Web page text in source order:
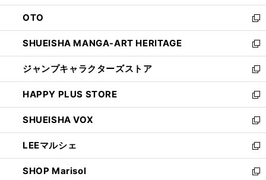
ウ
で
開
く
ン
ド
ウ
で
開
く
OTO
新
し
い
ウ
ィ
ン
ド
ウ
で
開
く
SHUEISHA MANGA-ART HERITAGE
新
し
い
ウ
ィ
ン
ド
ウ
で
開
く
ジャンプキャラクターズストア
新
し
い
ウ
ィ
ン
ド
ウ
で
HAPPY PLUS STORE
新
し
い
ウ
ィ
ン
ド
SHUEISHA VOX
新
し
い
ウ
ィ
LEEマルシェ
新
し
い
SHOP Marisol
新